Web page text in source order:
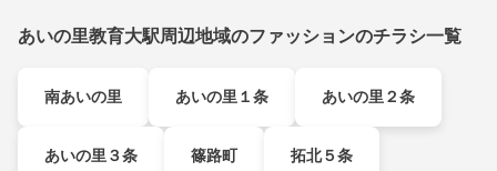
あいの里教育大駅周辺地域のファッションのチラシ一覧
南あいの里 あいの里１条 あいの里２条
あいの里３条 篠路町 拓北５条